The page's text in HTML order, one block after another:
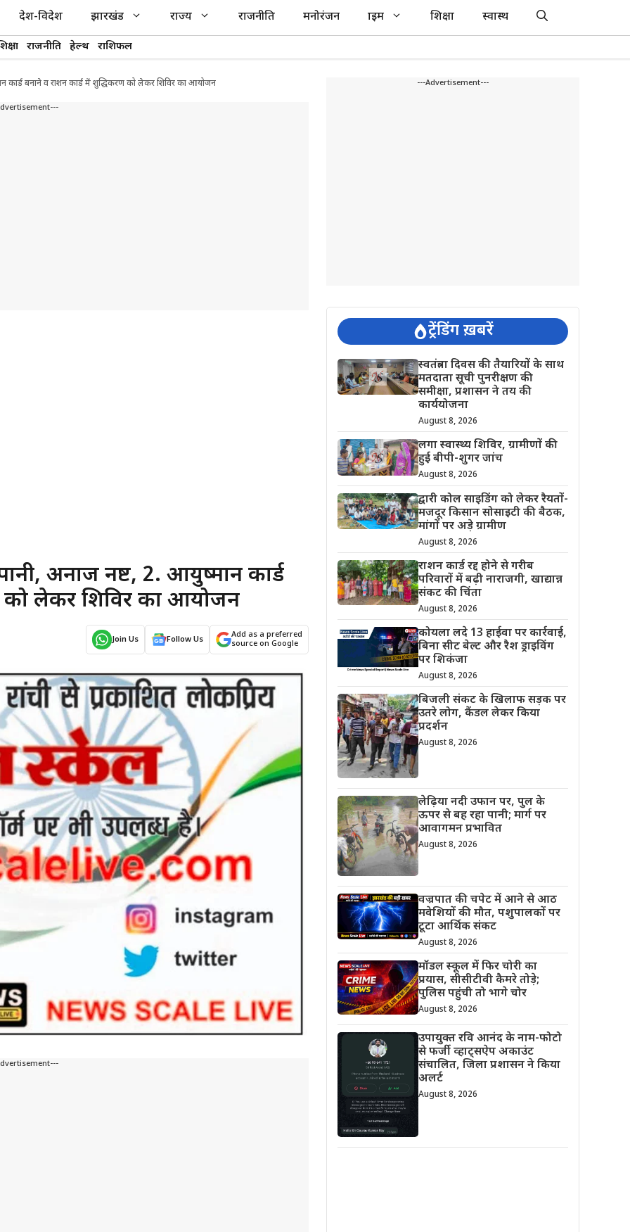
देश-विदेश झारखंड राज्य राजनीति मनोरंजन क्राइम शिक्षा स्वास्थ
राजनीति हेल्थ राशिफल
कार्ड बनाने व राशन कार्ड में शुद्धिकरण को लेकर शिविर का आयोजन
अनाज नष्ट, 2. आयुष्मान कार्ड
को लेकर शिविर का आयोजन
Join Us Follow Us
Add as a preferred
source on Google
---Advertisement---
ट्रेंडिंग ख़बरें
स्वतंत्रता दिवस की तैयारियों के साथ
मतदाता सूची पुनरीक्षण की
समीक्षा, प्रशासन ने तय की
कार्ययोजना
August 8, 2026
लगा स्वास्थ्य शिविर, ग्रामीणों की
हुई बीपी-शुगर जांच
August 8, 2026
द्वारी कोल साइडिंग को लेकर रैयतों-
मजदूर किसान सोसाइटी की बैठक,
मांगों पर अड़े ग्रामीण
August 8, 2026
राशन कार्ड रद्द होने से गरीब
परिवारों में बढ़ी नाराजगी, खाद्यान्न
संकट की चिंता
August 8, 2026
कोयला लदे 13 हाईवा पर कार्रवाई,
बिना सीट बेल्ट और रैश ड्राइविंग
पर शिकंजा
August 8, 2026
बिजली संकट के खिलाफ सड़क पर
उतरे लोग, कैंडल लेकर किया
प्रदर्शन
August 8, 2026
लेढ़िया नदी उफान पर, पुल के
ऊपर से बह रहा पानी; मार्ग पर
आवागमन प्रभावित
August 8, 2026
वज्रपात की चपेट में आने से आठ
मवेशियों की मौत, पशुपालकों पर
टूटा आर्थिक संकट
August 8, 2026
मॉडल स्कूल में फिर चोरी का
प्रयास, सीसीटीवी कैमरे तोड़े;
पुलिस पहुंची तो भागे चोर
August 8, 2026
उपायुक्त रवि आनंद के नाम-फोटो
से फर्जी व्हाट्सऐप अकाउंट
संचालित, जिला प्रशासन ने किया
अलर्ट
August 8, 2026